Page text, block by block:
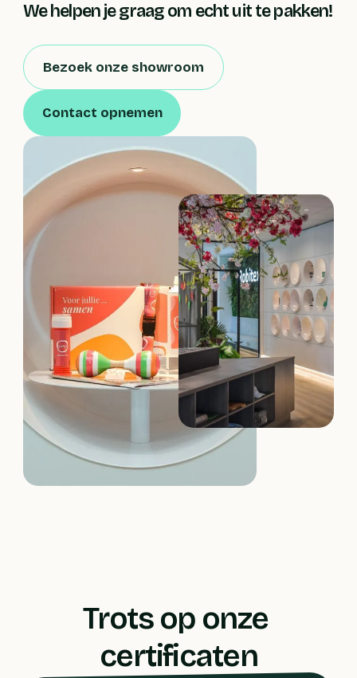
We helpen je graag om echt uit te pakken!
Bezoek onze showroom
Contact opnemen
Trots op onze
certificaten